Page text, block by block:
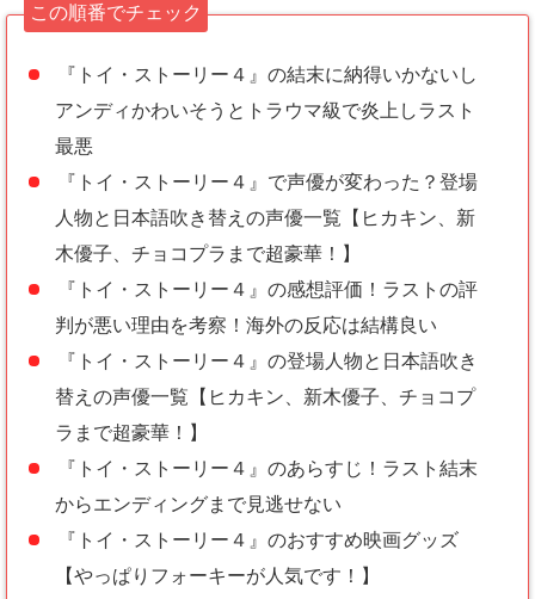
この順番でチェック
『トイ・ストーリー４』の結末に納得いかないし
アンディかわいそうとトラウマ級で炎上しラスト
最悪
『トイ・ストーリー４』で声優が変わった？登場
人物と日本語吹き替えの声優一覧【ヒカキン、新
木優子、チョコプラまで超豪華！】
『トイ・ストーリー４』の感想評価！ラストの評
判が悪い理由を考察！海外の反応は結構良い
『トイ・ストーリー４』の登場人物と日本語吹き
替えの声優一覧【ヒカキン、新木優子、チョコプ
ラまで超豪華！】
『トイ・ストーリー４』のあらすじ！ラスト結末
からエンディングまで見逃せない
『トイ・ストーリー４』のおすすめ映画グッズ
【やっぱりフォーキーが人気です！】